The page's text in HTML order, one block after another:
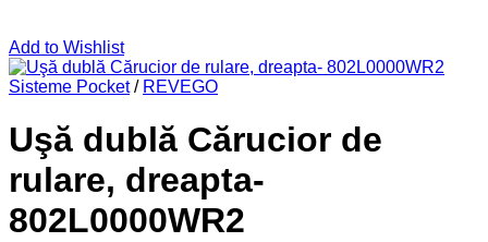
Add to Wishlist
Sisteme Pocket / REVEGO
Uşă dublă Cărucior de
rulare, dreapta-
802L0000WR2